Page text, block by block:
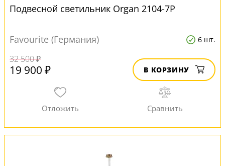
Подвесной светильник Organ 2104-7P
Favourite (Германия) 6 шт.
32 500 ₽
19 900 ₽ В КОРЗИНУ